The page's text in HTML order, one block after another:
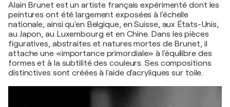
Alain Brunet est un artiste français expérimenté dont les
peintures ont été largement exposées à l'échelle
nationale, ainsi qu'en Belgique, en Suisse, aux États-Unis,
au Japon, au Luxembourg et en Chine. Dans les pièces
figuratives, abstraites et natures mortes de Brunet, il
attache une «importance primordiale» à l'équilibre des
formes et à la subtilité des couleurs. Ses compositions
distinctives sont créées à l'aide d'acryliques sur toile.